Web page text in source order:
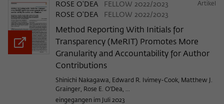
ROSE O'DEA
FELLOW 2022/2023
ROSE O'DEA
FELLOW 2022/2023
Artikel
Method Reporting With Initials for
Transparency (MeRIT) Promotes More
Granularity and Accountability for Author
Contributions
Shinichi Nakagawa, Edward R. Ivimey-Cook, Matthew J.
Grainger, Rose E. O'Dea, ...
eingegangen im Juli 2023